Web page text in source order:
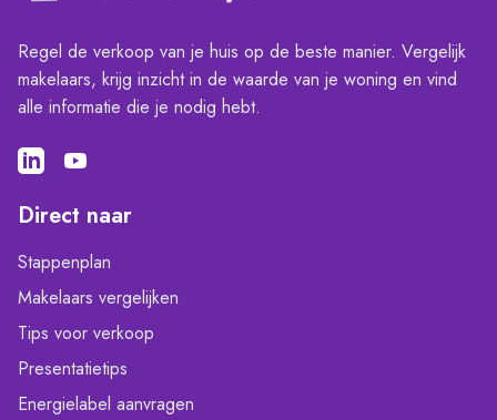
Regel de verkoop van je huis op de beste manier. Vergelijk
makelaars, krijg inzicht in de waarde van je woning en vind
alle informatie die je nodig hebt.
Direct naar
Stappenplan
Makelaars vergelijken
Tips voor verkoop
Presentatietips
Energielabel aanvragen